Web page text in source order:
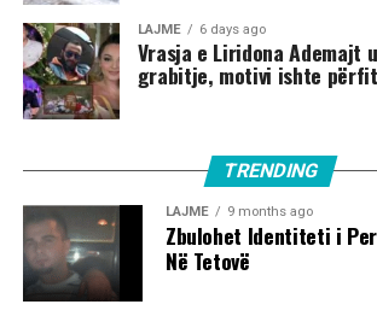
LAJME 6 days ago
Vrasja e Liridona Ademajt
grabitje, motivi ishte
TRENDING
LAJME 9 months ago
Zbulohet Identiteti i
Në Tetovë